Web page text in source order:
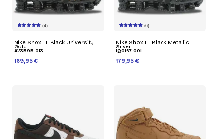
(4)
Nike Shox TL Black University
Gold
AV3595-013
169,95 €
(6)
Nike Shox TL Black Metallic
Silver
IQ0167-001
179,95 €